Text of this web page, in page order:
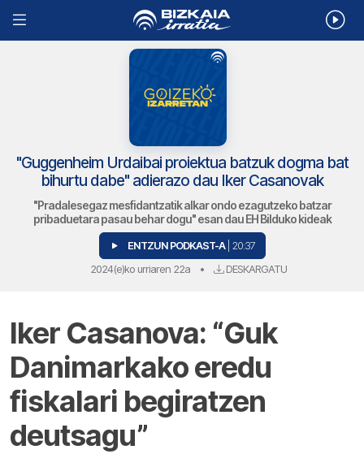
"Guggenheim Urdaibai proiektua batzuk dogma bat
bihurtu dabe" adierazo dau Iker Casanovak
"Pradalesegaz mesfidantzatik alkar ondo ezagutzeko batzar
pribaduetara pasau behar dogu" esan dau EH Bilduko kideak
ENTZUN PODKAST-A | 20:37
2024(e)ko urriaren 22a • DESKARGATU
Iker Casanova: “Guk
Danimarkako eredu
fiskalari begiratzen
deutsagu”